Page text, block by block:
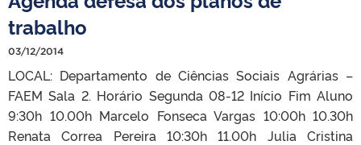
trabalho
03/12/2014
LOCAL: Departamento de Ciências Sociais Agrárias –
FAEM Sala 2. Horário Segunda 08-12 Início Fim Aluno
9:30h 10.00h Marcelo Fonseca Vargas 10:00h 10.30h
Renata Correa Pereira 10:30h 11.00h Julia Cristina